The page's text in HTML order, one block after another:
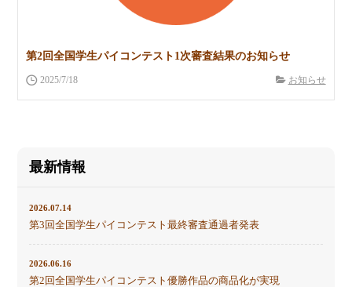
第2回全国学生パイコンテスト1次審査結果のお知らせ
2025/7/18 お知らせ
最新情報
2026.07.14
第3回全国学生パイコンテスト最終審査通過者発表
2026.06.16
第2回全国学生パイコンテスト優勝作品の商品化が実現